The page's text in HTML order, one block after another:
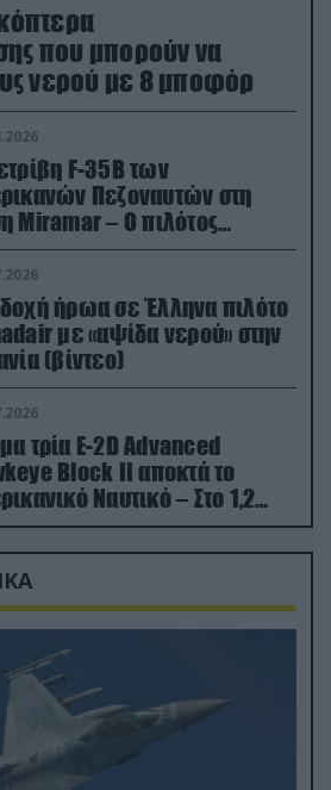
που μπορούν να
νερού με 8 μποφόρ
F-35B των
Πεζοναυτών στη
Miramar – Ο πιλότος
εγκαίρως
ήρωα σε Έλληνα πιλότο
με «αψίδα νερού» στην
(βίντεο)
τρία E-2D Advanced
Block II αποκτά το
Ναυτικό – Στο 1,2
το κόστος